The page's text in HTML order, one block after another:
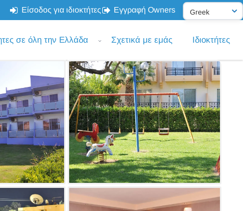
Είσοδος για ιδιοκτήτες Εγγραφή Owners
σε όλη την Ελλάδα Σχετικά με εμάς Ιδιοκτήτες